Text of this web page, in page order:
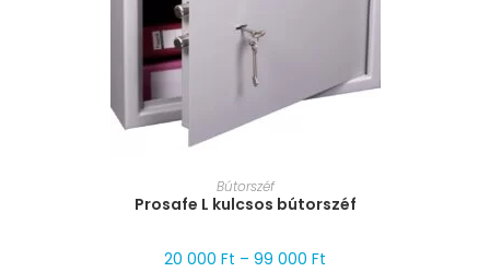
MÉRET VÁLASZTÁSA
Bútorszéf
Prosafe L kulcsos bútorszéf
20 000 Ft – 99 000 Ft